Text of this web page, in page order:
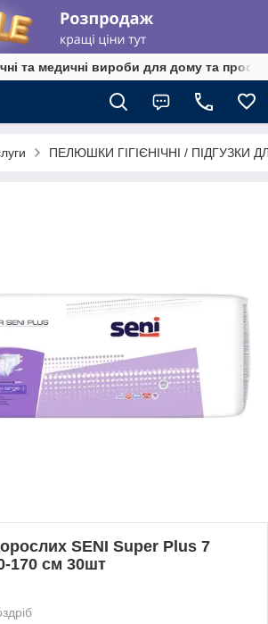
та медичні вироби для дому та
ПЕЛЮШКИ ГІГІЄНІЧНІ / ПІДГУЗКИ
SENI Super Plus 7
170 см 30шт